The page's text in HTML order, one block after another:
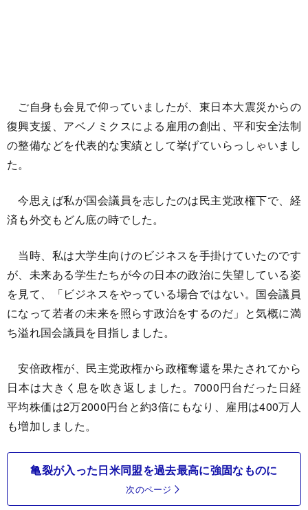
ご自身も会見で仰っていましたが、東日本大震災からの
復興支援、アベノミクスによる雇用の創出、平和安全法制
の整備などを代表的な実績として挙げていらっしゃいまし
た。
今思えば私が国会議員を志したのは民主党政権下で、経
済も外交もどん底の時でした。
当時、私は大学生向けのビジネスを手掛けていたのです
が、未来ある学生たちが今の日本の政治に失望している姿
を見て、「ビジネスをやっている場合ではない。国会議員
になって若者の未来を照らす政治をするのだ」と気概に満
ち溢れ国会議員を目指しました。
安倍政権が、民主党政権から政権奪還を果たされてから
日本は大きく息を吹き返しました。7000円台だった日経
平均株価は2万2000円台と約3倍にもなり、雇用は400万人
も増加しました。
亀裂が入った日米同盟を過去最高に強固なものに
次のページ